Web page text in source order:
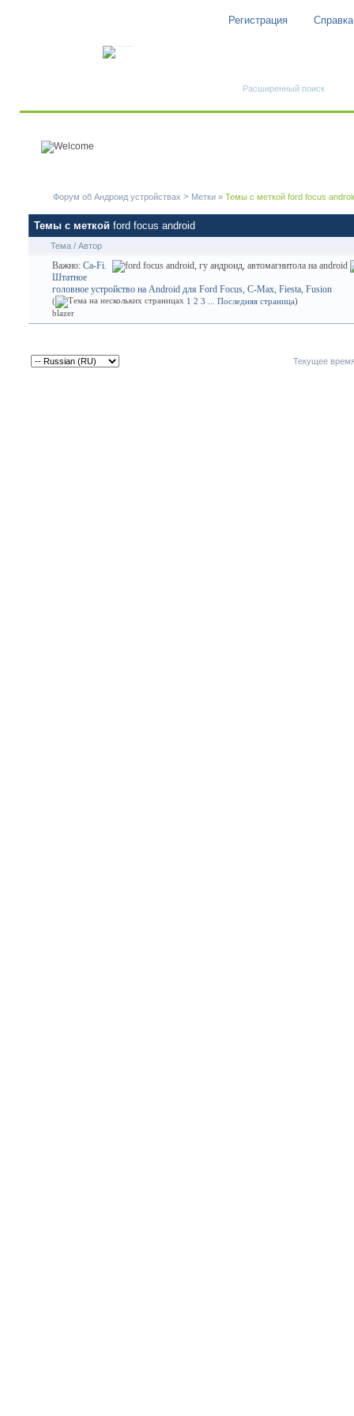
Регистрация Справка
Расширенный поиск
Форум об Андроид устройствах > Метки » Темы с меткой ford focus
Темы с меткой ford focus android
Тема / Автор
Важно: Ca-Fi.
Штатное
головное устройство на Android для Ford Focus, C-Max, Fiesta, Fusion
( 1 2 3 Последняя страница)
blazer
Текущее